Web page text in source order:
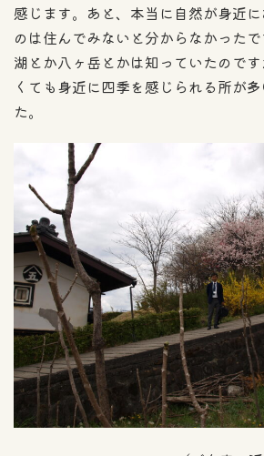
感じます。あと、本当に自然が身近
のは住んでみないと分からなかった
湖とか八ヶ岳とかは知っていたので
くても身近に四季を感じられる所が
た。